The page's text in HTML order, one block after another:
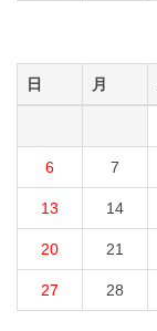
日 月
6 7
13 14
20 21
27 28